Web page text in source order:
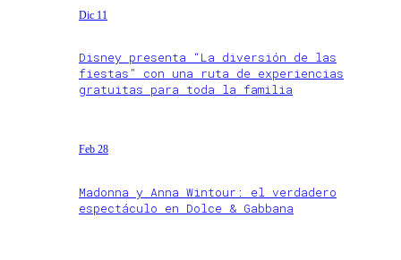
Dic 11
Disney presenta “La diversión de las
fiestas” con una ruta de experiencias
gratuitas para toda la familia
Feb 28
Madonna y Anna Wintour: el verdadero
espectáculo en Dolce & Gabbana